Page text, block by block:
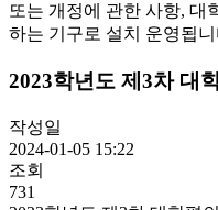
또는 개정에 관한 사항, 대
하는 기구로 설치 운영됩니
2023학년도 제3차 대
작성일
2024-01-05 15:22
조회
731